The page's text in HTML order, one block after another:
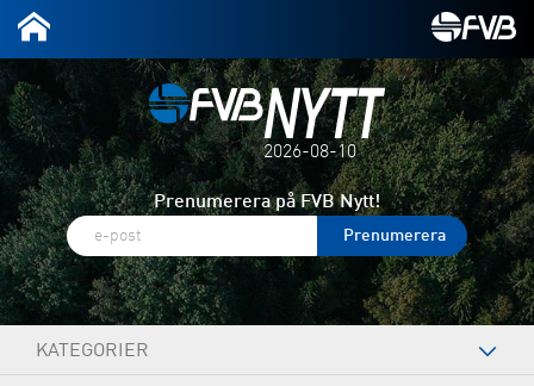
2026-08-10
Prenumerera på FVB Nytt!
KATEGORIER